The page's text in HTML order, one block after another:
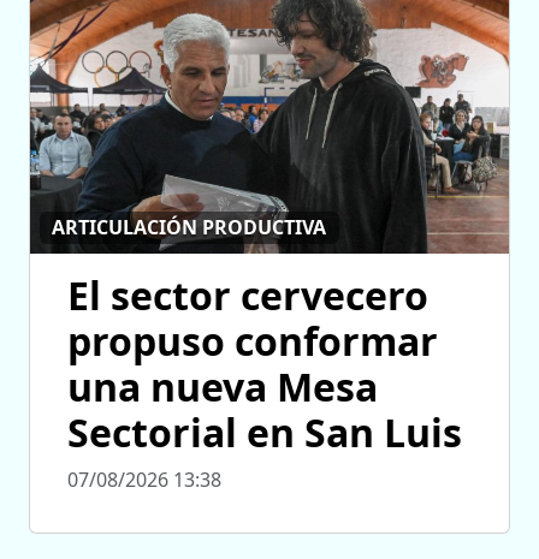
ARTICULACIÓN PRODUCTIVA
El sector cervecero
propuso conformar
una nueva Mesa
Sectorial en San Luis
07/08/2026 13:38